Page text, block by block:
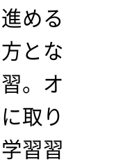
める
とな
。オ
取り
習習